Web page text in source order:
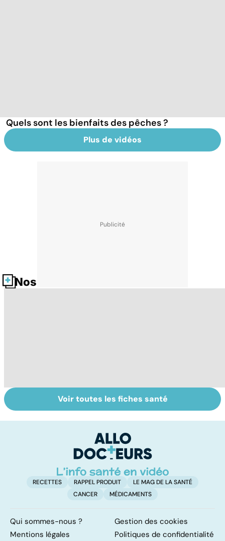
Quels sont les bienfaits des pêches ?
Plus de vidéos
Nos fiches santé
Le magnésium,
un oligo-élément
Intestin irritable :
le régime
solution ?
Voir toutes les fiches santé
RECETTES RAPPEL PRODUIT
LE MAG DE LA SANTÉ
CANCER
MÉDICAMENTS
Qui sommes-nous ?
Gestion des cookies
Mentions légales
Politiques de confidentialité